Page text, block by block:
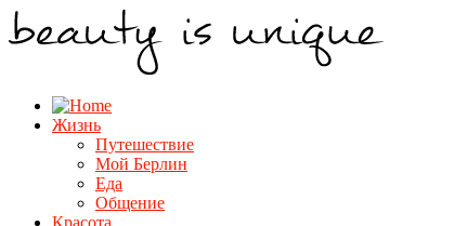
Жизнь
Путешествие
Мой Берлин
Еда
Общение
Красота